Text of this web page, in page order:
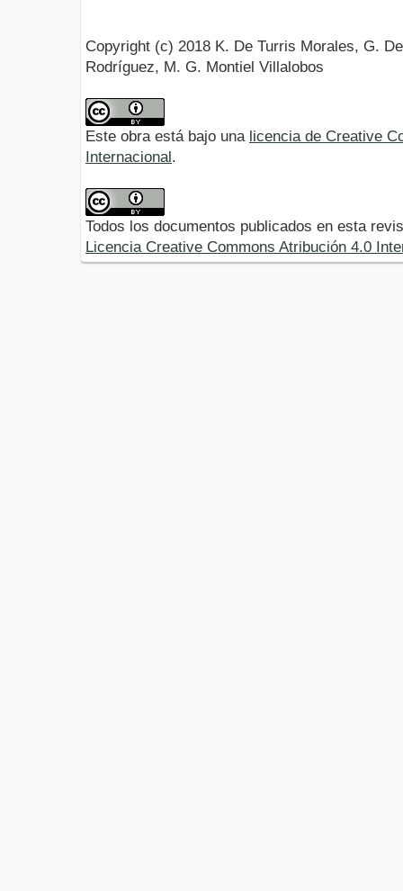
Copyright (c) 2018 K. De Turris Morales, G.
Rodríguez, M. G. Montiel Villalobos
Este obra está bajo una licencia de Creative
Internacional.
Todos los documentos publicados en esta
Licencia Creative Commons Atribución 4.0